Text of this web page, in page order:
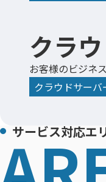
クラ
お客様のビジネ
クラウドサーバ
サービス対応エ